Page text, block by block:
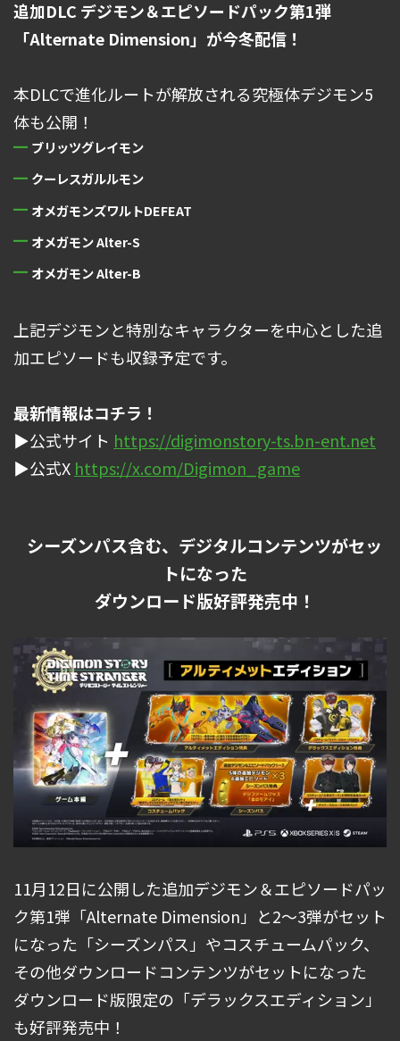
追加DLC デジモン＆エピソードパック第1弾
「Alternate Dimension」が今冬配信！
本DLCで進化ルートが解放される究極体デジモン5
体も公開！
ブリッツグレイモン
クーレスガルルモン
オメガモンズワルトDEFEAT
オメガモン Alter-S
オメガモン Alter-B
上記デジモンと特別なキャラクターを中心とした追
加エピソードも収録予定です。
最新情報はコチラ！
▶公式サイト https://digimonstory-ts.bn-ent.net
▶公式X https://x.com/Digimon_game
シーズンパス含む、デジタルコンテンツがセッ
トになった
ダウンロード版好評発売中！
11月12日に公開した追加デジモン＆エピソードパッ
ク第1弾「Alternate Dimension」と2～3弾がセット
になった「シーズンパス」やコスチュームパック、
その他ダウンロードコンテンツがセットになった
ダウンロード版限定の「デラックスエディション」
も好評発売中！